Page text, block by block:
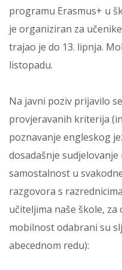
programu Erasmus+ u
je organiziran za
trajao je do 13. lipnja.
listopadu.
Na javni poziv prijavilo
provjeravanih kriterija
poznavanje engleskog
dosadašnje
samostalnost u
razgovora s
učiteljima naše škole,
mobilnost odabrani su
abecednom redu):